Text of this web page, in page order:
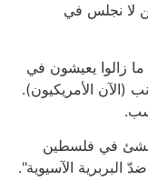
لا نجلس في
ما زالوا يعيشون في
(الآن الأمريكيون).
118 عامًا أنّنا سننشئ في فلسطين
البربرية الآسيوية".